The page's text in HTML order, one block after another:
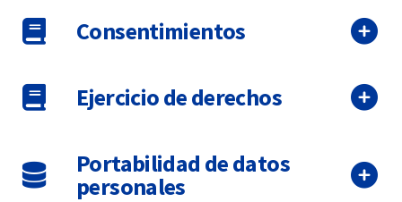
Consentimientos
Ejercicio de derechos
Portabilidad de datos
personales